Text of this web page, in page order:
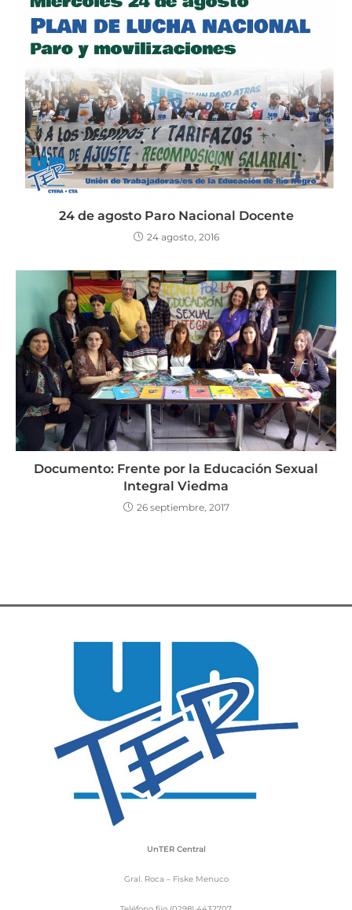
24 de agosto Paro Nacional Docente
24 agosto, 2016
Documento: Frente por la Educación Sexual
Integral Viedma
26 septiembre, 2017
UnTER Central
Gral. Roca – Fiske Menuco